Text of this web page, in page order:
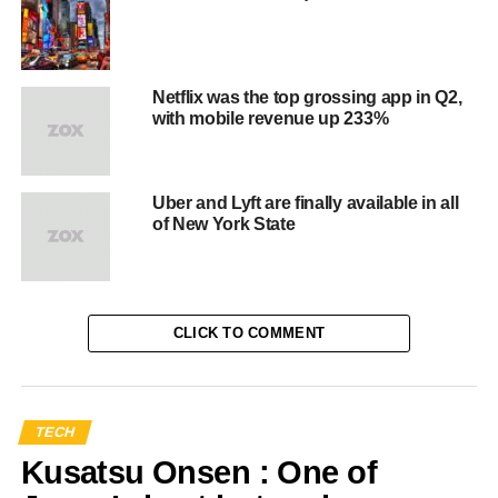
magnam aliquam quaerat voluptatem. Ut enim ad minima
veniam, quis nostrum exercitationem ullam corporis
suscipit laboriosam, nisi ut aliquid ex ea commodi
consequatur.
At vero eos et accusamus et iusto odio dignissimos
atque corrupti quos dolores et quasmolestias excepturi
occaecati cupiditate non provident, similique sunt in
culpa qui officia deserunt mollitia animi, id est laborum et
Quis autem vel eum iure reprehenderit qui in ea voluptate
velit esse quam nihil molestiae consequatur, vel illum qui
“Duis aute irure dolor in
reprehenderit in
Netflix was the top grossing app in Q2,
with mobile revenue up 233%
Uber and Lyft are finally available in all
of New York State
CLICK TO COMMENT
TECH
Kusatsu Onsen : One of